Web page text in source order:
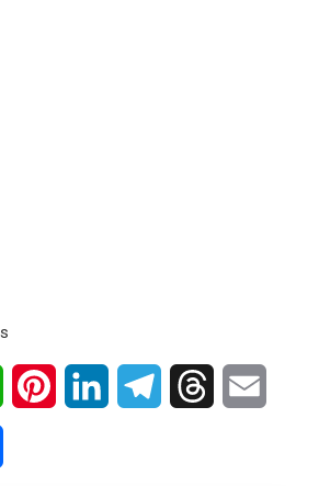
WhatsAppPinterest LinkedIn TelegramThreads